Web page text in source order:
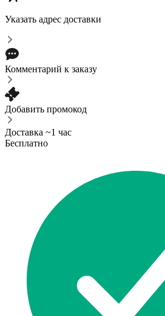
Указать адрес доставки
Комментарий к заказу
Добавить промокод
Доставка ~1 час
Бесплатно